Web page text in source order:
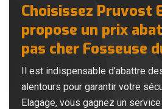
Choisissez Pruvost
propose un prix
pas cher Fosseuse
Il est indispensable d’abattre
alentours pour garantir votre
Elagage, vous gagnez un service